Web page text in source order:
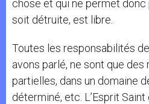
chose et qui ne permet
soit détruite, est libre.
Toutes les responsabilités
avons parlé, ne sont que
partielles, dans un domaine
déterminé, etc. L’Esprit